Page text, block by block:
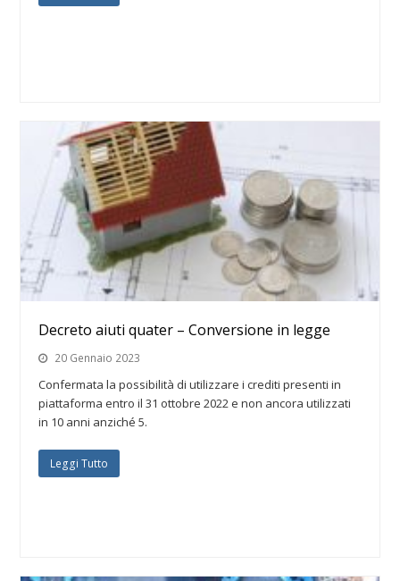
Decreto aiuti quater – Conversione in legge
20 Gennaio 2023
Confermata la possibilità di utilizzare i crediti presenti in
piattaforma entro il 31 ottobre 2022 e non ancora utilizzati
in 10 anni anziché 5.
Leggi Tutto